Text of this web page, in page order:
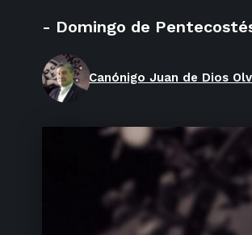
- Domingo de
Canónigo Juan de Dios